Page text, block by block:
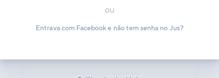
ou
Entrava com Facebook e não tem senha no Jus?